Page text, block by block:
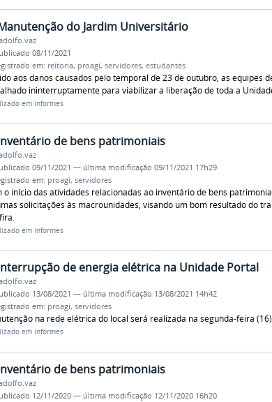
do Jardim Universitário
08/11/2021
em: reitoria, proagi, servidores, estudantes
aos danos causados pelo temporal de 23 de outubro, as equipes
ininterruptamente para viabilizar a liberação de toda a
em Informes
de bens patrimoniais
09/11/2021 — última modificação 09/11/2021 17h29
em: proagi, servidores
o início das atividades relacionadas ao inventário de bens
solicitações às macrounidades, visando um bom resultado do
em Informes
de energia elétrica na Unidade Portal
13/08/2021 — última modificação 13/08/2021 14h42
em: proagi, servidores
na rede elétrica do local será realizada na segunda-feira
em Informes
de bens patrimoniais
12/11/2020 — última modificação 12/11/2020 16h20